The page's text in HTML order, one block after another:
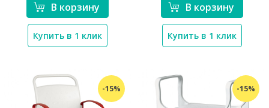
В корзину
Купить в 1 клик
В корзину
Купить в 1 клик
-15% -15%